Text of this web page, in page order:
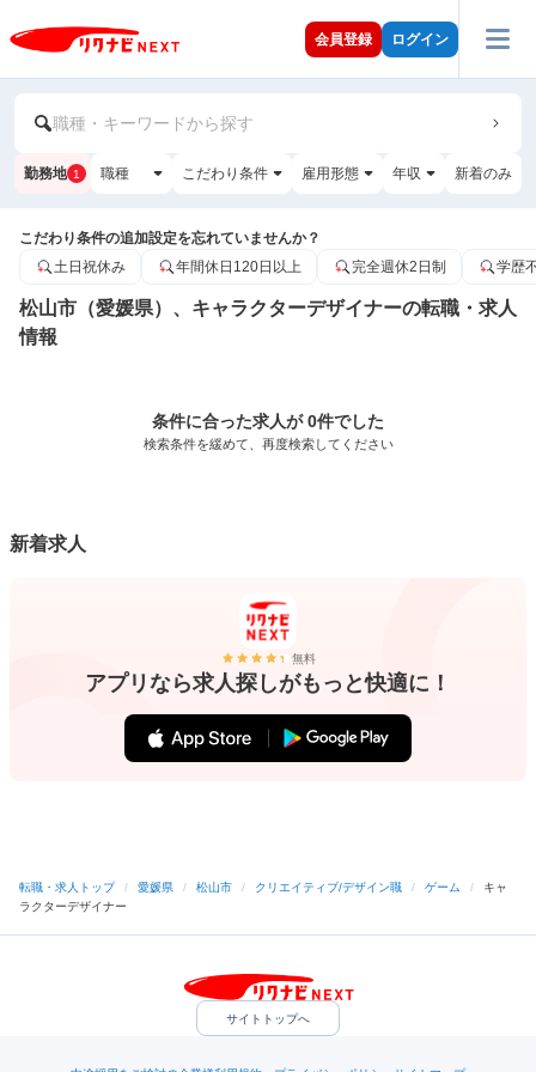
会員登録 ログイン
職種・キーワードから探す
勤務地 1 職種 こだわり条件 雇用形態 年収 新着のみ
こだわり条件の追加設定を忘れていませんか？
土日祝休み
年間休日120日以上 完全週休2日制 学歴
松山市（愛媛県）、キャラクターデザイナーの転職・求人
情報
条件に合った求人が 0件でした
検索条件を緩めて、再度検索してください
新着求人
無料
アプリなら求人探しがもっと快適に！
転職・求人トップ / 愛媛県 / 松山市 / クリエイティブ/デザイン職 / ゲーム /
キャ
ラクターデザイナー
サイトトップへ